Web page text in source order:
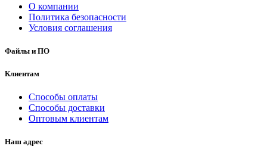
О компании
Политика безопасности
Условия соглашения
Файлы и ПО
Клиентам
Способы оплаты
Способы доставки
Оптовым клиентам
Наш адрес